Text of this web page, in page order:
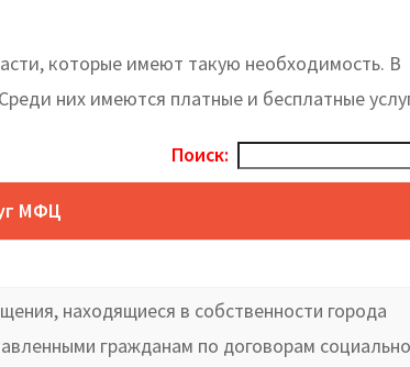
которые имеют такую необходимость. В
них имеются платные и бесплатные
Поиск:
МФЦ
находящиеся в собственности города
гражданам по договорам